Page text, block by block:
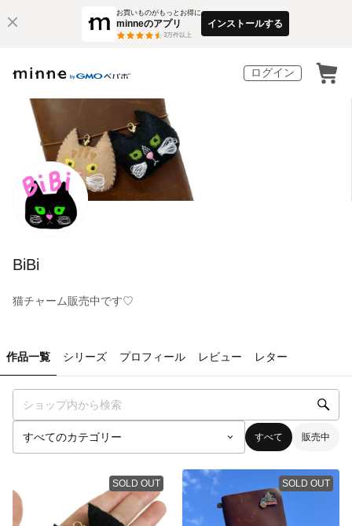
お買いものがもっとお得に
minneのアプリ
3万件以上
インストールする
ログイン
BiBi
猫チャーム販売中です♡
作品一覧 シリーズ プロフィール レビュー レター
すべて 販売中
SOLD OUT SOLD OUT